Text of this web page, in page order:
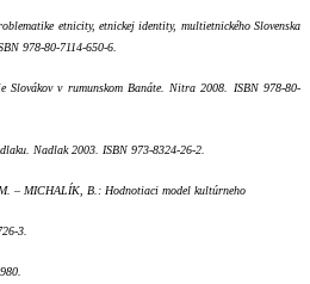
etnicity, etnickej identity, multietnického Slovenska
978-80-7114-650-6.
v rumunskom Banáte. Nitra 2008. ISBN 978-80-
Nadlak 2003. ISBN 973-8324-26-2.
– MICHALÍK, B.: Hodnotiaci model kultúrneho
3.